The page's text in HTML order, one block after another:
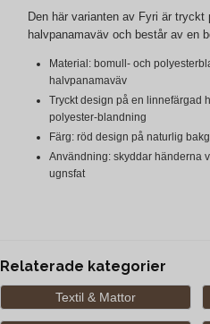
Den här varianten av Fyri är tryckt
halvpanamaväv och består av en
Material: bomull- och
halvpanamaväv
Tryckt design på en linnefärgad
polyester-blandning
Färg: röd design på naturlig
Användning: skyddar händerna
ugnsfat
Relaterade kategorier
Textil & Mattor